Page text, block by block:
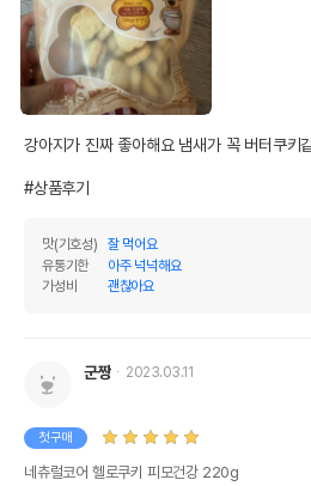
받았음을 확인할수 있는
경우 그에 대한 사항
제조국 또는 원산지
제조자,수입품의 경우
수입자를 함께 표기
AS책임자와 전화번호
또는 소비자상담 관련
강아지가 진짜 좋아해요 냄새가 꼭 버터쿠키
#상품후기
맛(기호성)
잘 먹어요
유통기한
아주 넉넉해요
가성비
괜찮아요
군짱 2023.03.11
첫구매
네츄럴코어 헬로쿠키 피모건강 220g